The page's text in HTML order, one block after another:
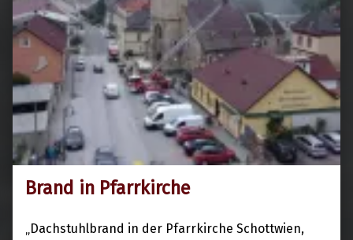
Brand in Pfarrkirche
„Dachstuhlbrand in der Pfarrkirche Schottwien,
9. Mai 2024